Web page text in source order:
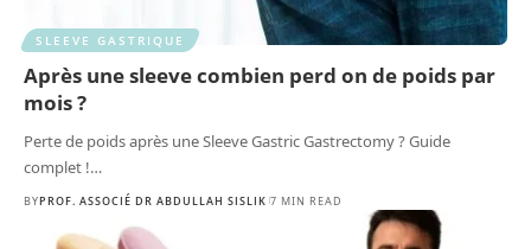
SLEEVE GASTRIQUE
Après une sleeve combien perd on de poids par
mois ?
Perte de poids après une Sleeve Gastric Gastrectomy ? Guide
complet !…
BYPROF. ASSOCIÉ DR ABDULLAH SISLIK 7 MIN READ